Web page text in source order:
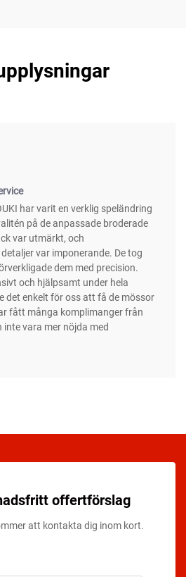
har varit en verklig speländring
på de anpassade broderade
var utmärkt, och
var imponerande. De tog
dem med precision.
och hjälpsamt under hela
det enkelt för oss att få de mössor
fått många komplimanger från
inte vara mer nöjda med
offertförslag
att kontakta dig inom kort.